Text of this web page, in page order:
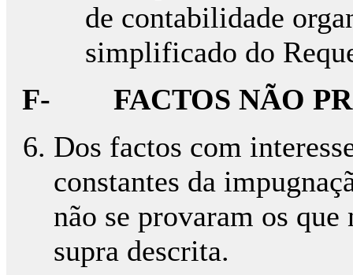
de contabilidade
simplificado do
F- FACTOS NÃO
Dos factos com
constantes da
não se provaram os
supra descrita.